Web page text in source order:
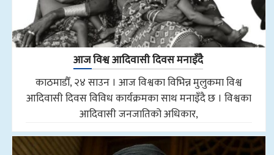
आज विश्व आदिवासी दिवस मनाइँदै
काठमाडौँ, २४ साउन । आज विश्वका विभिन्न मुलुकमा विश्व
आदिवासी दिवस विविध कार्यक्रमका साथ मनाइँदै छ । विश्वका
आदिवासी जनजातिको अधिकार,